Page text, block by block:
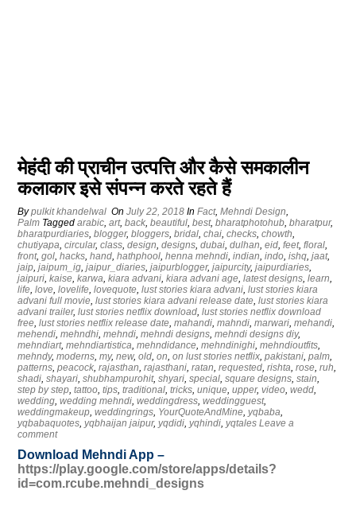
मेहंदी की प्राचीन उत्पत्ति और कैसे समकालीन
कलाकार इसे संपन्न करते रहते हैं
Bypulkit khandelwal OnJuly 22, 2018 InFact,Mehndi Design,
Palm Taggedarabic,art,back,beautiful,best,bharatphotohub,bharatpur,
bharatpurdiaries,blogger,bloggers,bridal,chai,checks,chowth,
chutiyapa,circular,class,design,designs,dubai,dulhan,eid,feet,floral,
front,gol,hacks,hand,hathphool,henna mehndi,indian,indo,ishq,jaat,
jaip,jaipum_ig,jaipur_diaries,jaipurblogger,jaipurcity,jaipurdiaries,
jaipuri,kaise,karwa,kiara advani,kiara advani age,latest designs,learn,
life,love,lovelife,lovequote,lust stories kiara advani,lust stories kiara
advani full movie,lust stories kiara advani release date,lust stories kiara
advani trailer,lust stories netflix download,lust stories netflix download
free,lust stories netflix release date,mahandi,mahndi,marwari,mehandi,
mehendi,mehndhi,mehndi,mehndi designs,mehndi designs diy,
mehndiart,mehndiartistica,mehndidance,mehndinighi,mehndioutfits,
mehndy,moderns,my,new,old,on,on lust stories netflix,pakistani,palm,
patterns,peacock,rajasthan,rajasthani,ratan,requested,rishta,rose,ruh,
shadi,shayari,shubhampurohit,shyari,special,square designs,stain,
step by step,tattoo,tips,traditional,tricks,unique,upper,video,wedd,
wedding,wedding mehndi,weddingdress,weddingguest,
weddingmakeup,weddingrings, YourQuoteAndMine,yqbaba,
yqbabaquotes,yqbhaijan jaipur,yqdidi,yqhindi,yqtales Leave a
comment
Download Mehndi App –
https://play.google.com/store/apps/details?
id=com.rcube.mehndi_designs